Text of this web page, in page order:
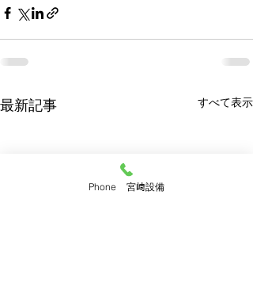
最新記事 すべて表示
Phone 宮﨑設備